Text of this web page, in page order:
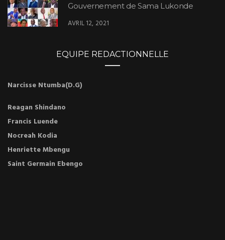
Gouvernement de Sama Lukonde
AVRIL 12, 2021
EQUIPE REDACTIONNELLE
Narcisse Ntumba(D.G)
Reagan Shindano
Francis Luende
Nocreah Kodia
Henriette Mbengu
Saint Germain Ebengo